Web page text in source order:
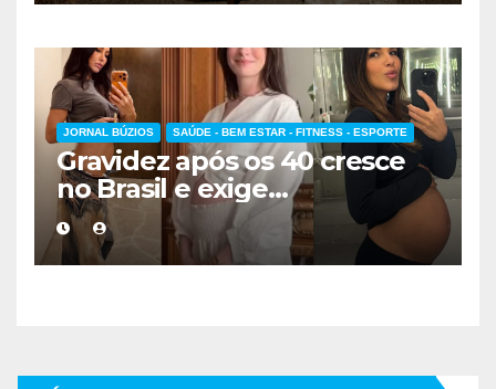
JORNAL BÚZIOS SAÚDE - BEM ESTAR - FITNESS - ESPORTE
Gravidez após os 40 cresce
no Brasil e exige
acompanhamento médico
mais cuidadoso